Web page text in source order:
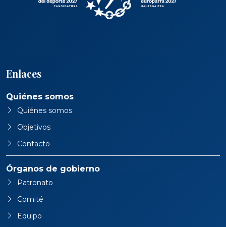
Enlaces
Quiénes somos
Quiénes somos
Objetivos
Contacto
Órganos de gobierno
Patronato
Comité
Equipo